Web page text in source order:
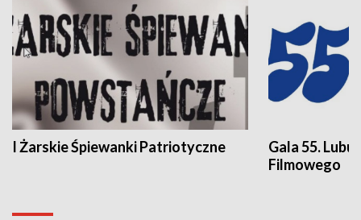
I Żarskie Śpiewanki Patriotyczne
Gala 55.
Filmowego